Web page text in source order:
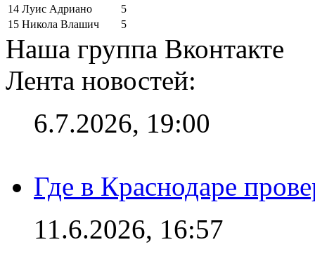
14 Луис Адриано
5
15 Никола Влашич 5
Наша группа Вконтакте
Лента новостей:
6.7.2026, 19:00
Где в Краснодаре
11.6.2026, 16:57